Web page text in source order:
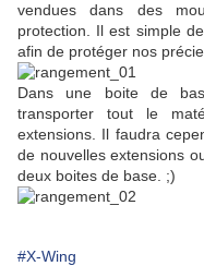
vendues dans des
protection. Il est simple
afin de protéger nos
Dans une boite de
transporter tout le
extensions. Il faudra
de nouvelles extensions
deux boites de base. ;)
#X-Wing